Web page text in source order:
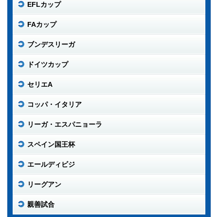
EFLカップ
FAカップ
ブンデスリーガ
ドイツカップ
セリエA
コッパ・イタリア
リーガ・エスパニョーラ
スペイン国王杯
エールディビジ
リーグアン
親善試合